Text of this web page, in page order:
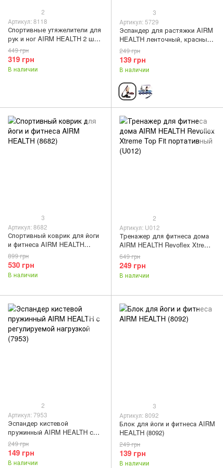
2
Артикул: 8118
Спортивные утяжелители для
рук и ног AIRM HEALTH 2 шт.
по 1 кг универсальные (8118)
319 грн
449 грн
В наличии
3
Артикул: 5729
Эспандер для растяжки AIRM
HEALTH ленточный, красный
(5729)
139 грн
249 грн
В наличии
3
Артикул: 8682
Спортивный коврик для йоги
и фитнеса AIRM HEALTH
(8682)
530 грн
899 грн
В наличии
2
Артикул: U012
Тренажер для фитнеса дома
AIRM HEALTH Revoflex Xtreme
Top Fit портативный (U012)
249 грн
649 грн
В наличии
2
Артикул: 7953
Эспандер кистевой
пружинный AIRM HEALTH с
регулируемой нагрузкой
(7953)
149 грн
249 грн
В наличии
3
Артикул: 8092
Блок для йоги и фитнеса AIRM
HEALTH (8092)
139 грн
249 грн
В наличии